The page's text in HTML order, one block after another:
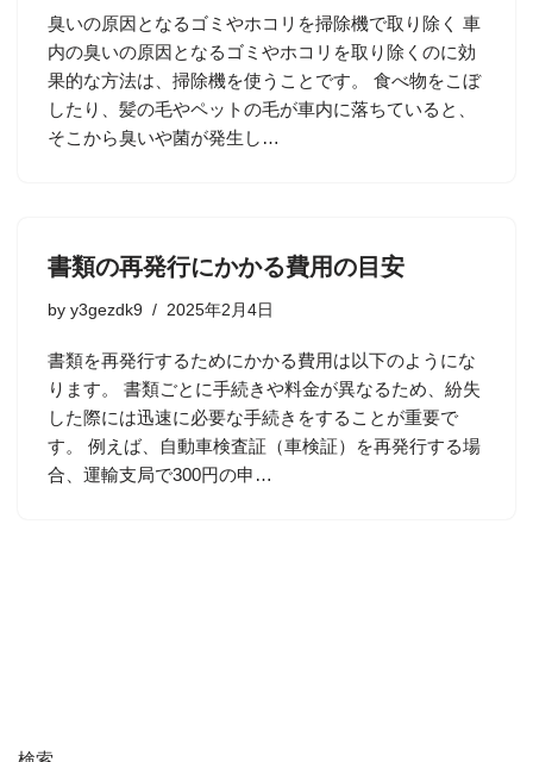
臭いの原因となるゴミやホコリを掃除機で取り除く 車
内の臭いの原因となるゴミやホコリを取り除くのに効
果的な方法は、掃除機を使うことです。 食べ物をこぼ
したり、髪の毛やペットの毛が車内に落ちていると、
そこから臭いや菌が発生し…
書類の再発行にかかる費用の目安
by y3gezdk9 2025年2月4日
書類を再発行するためにかかる費用は以下のようにな
ります。 書類ごとに手続きや料金が異なるため、紛失
した際には迅速に必要な手続きをすることが重要で
す。 例えば、自動車検査証（車検証）を再発行する場
合、運輸支局で300円の申…